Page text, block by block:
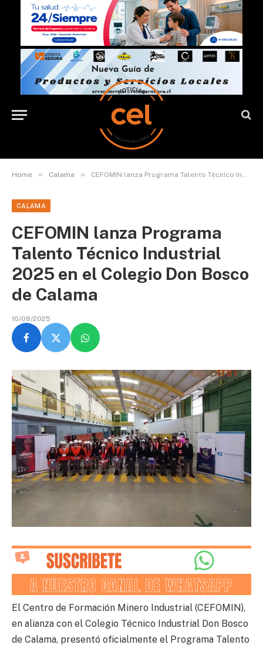
Home » Calama » CEFOMIN lanza Programa Talento Técnico Industrial 2025 en el Colegio Don Bosco de Calama
CALAMA
CEFOMIN lanza Programa
Talento Técnico Industrial
2025 en el Colegio Don Bosco
de Calama
10/08/2025
El Centro de Formación Minero Industrial (CEFOMIN),
en alianza con el Colegio Técnico Industrial Don Bosco
de Calama, presentó oficialmente el Programa Talento